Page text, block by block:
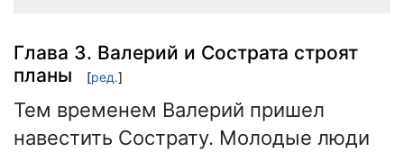
Глава 3. Валерий и Сострата строят
планы
[ред.]
Тем временем Валерий пришел
навестить Сострату. Молодые люди